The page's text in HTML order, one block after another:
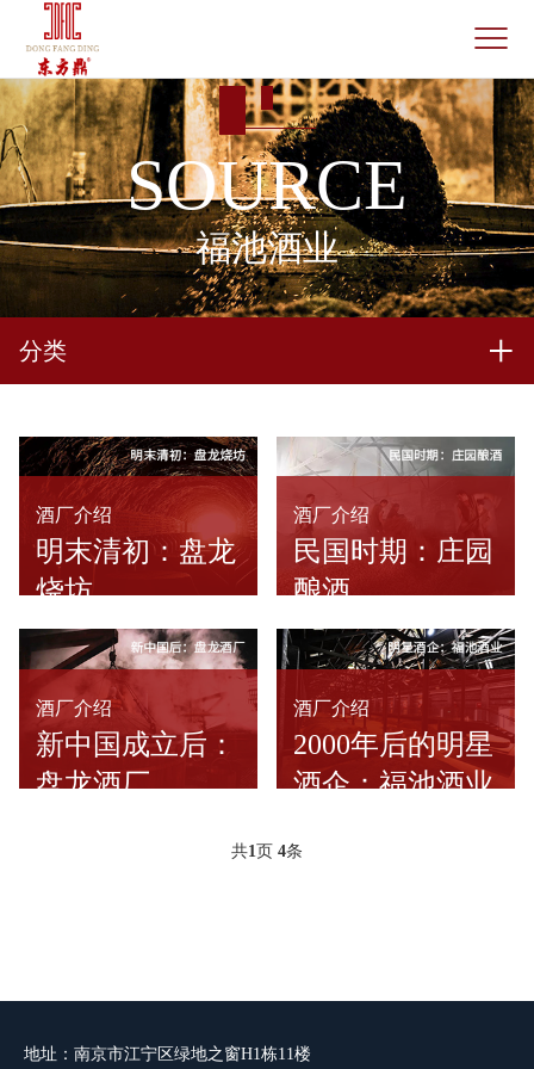
SOURCE
福池酒业
分类
酒厂介绍
明末清初：盘龙
烧坊
酒厂介绍
民国时期：庄园
酿酒
酒厂介绍
新中国成立后：
盘龙酒厂
酒厂介绍
2000年后的明星
酒企：福池酒业
共1页 4条
地址：南京市江宁区绿地之窗H1栋11楼